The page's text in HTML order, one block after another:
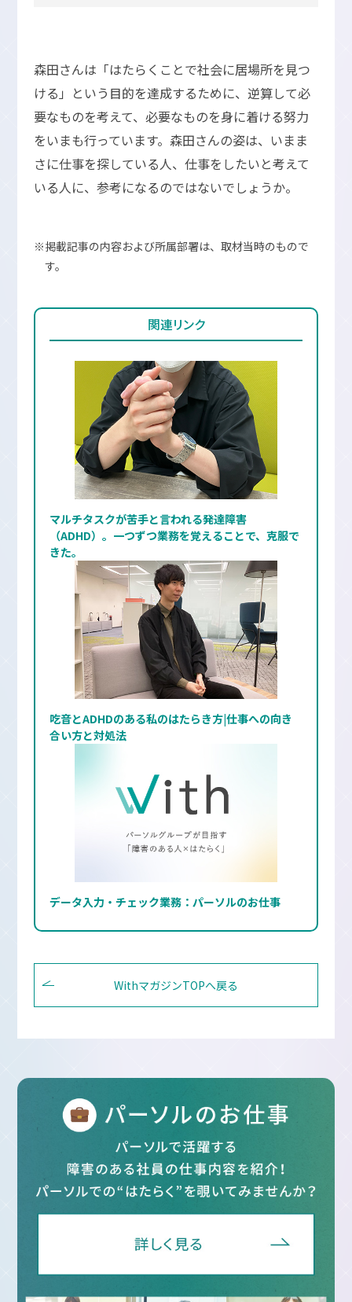
森田さんは「はたらくことで社会に居場所を見つ
ける」という目的を達成するために、逆算して必
要なものを考えて、必要なものを身に着ける努力
をいまも行っています。森田さんの姿は、いまま
さに仕事を探している人、仕事をしたいと考えて
いる人に、参考になるのではないでしょうか。
※掲載記事の内容および所属部署は、取材当時のもので
す。
関連リンク
マルチタスクが苦手と言われる発達障害
（ADHD）。一つずつ業務を覚えることで、克服で
きた。
吃音とADHDのある私のはたらき方|仕事への向き
合い方と対処法
データ入力・チェック業務：パーソルのお仕事
WithマガジンTOPへ戻る